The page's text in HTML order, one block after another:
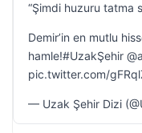
“Şimdi huzuru tatma
Demir’in en mutlu
hamle!#UzakŞehir
pic.twitter.com/
— Uzak Şehir Dizi